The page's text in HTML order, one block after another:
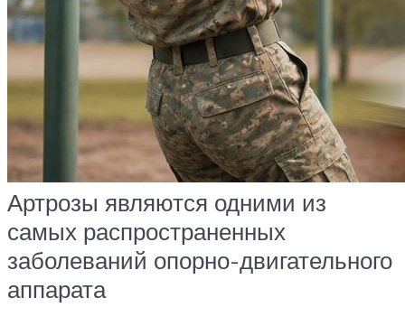
Артрозы являются одними из
самых распространенных
заболеваний опорно-двигательного
аппарата